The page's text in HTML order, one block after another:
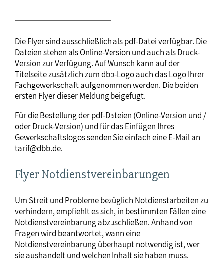
Die Flyer sind ausschließlich als pdf-Datei verfügbar. Die
Dateien stehen als Online-Version und auch als Druck-
Version zur Verfügung. Auf Wunsch kann auf der
Titelseite zusätzlich zum dbb-Logo auch das Logo Ihrer
Fachgewerkschaft aufgenommen werden. Die beiden
ersten Flyer dieser Meldung beigefügt.
Für die Bestellung der pdf-Dateien (Online-Version und /
oder Druck-Version) und für das Einfügen Ihres
Gewerkschaftslogos senden Sie einfach eine E-Mail an
tarif@dbb.de.
Flyer Notdienstvereinbarungen
Um Streit und Probleme bezüglich Notdienstarbeiten zu
verhindern, empfiehlt es sich, in bestimmten Fällen eine
Notdienstvereinbarung abzuschließen. Anhand von
Fragen wird beantwortet, wann eine
Notdienstvereinbarung überhaupt notwendig ist, wer
sie aushandelt und welchen Inhalt sie haben muss.